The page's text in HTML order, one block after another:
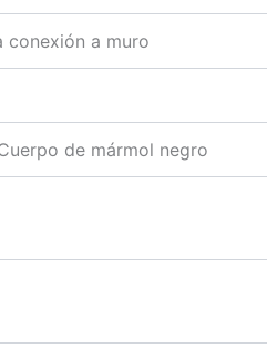
conexión a muro
de mármol negro